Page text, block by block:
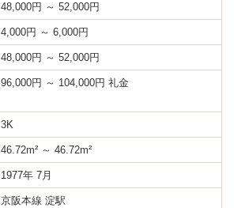
48,000円 ～ 52,000円
4,000円 ～ 6,000円
48,000円 ～ 52,000円
96,000円 ～ 104,000円 礼金
3K
46.72m² ～ 46.72m²
1977年 7月
京阪本線 淀駅